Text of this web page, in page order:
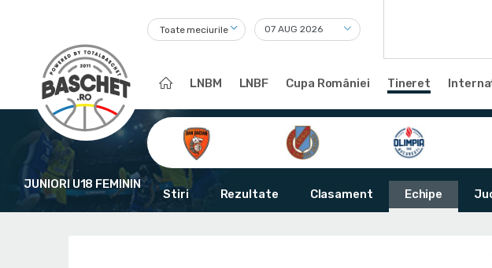
Toate meciurile
LNBM LNBF Cupa României Tineret
JUNIORI U18 FEMININ
Stiri Rezultate Clasament Echipe